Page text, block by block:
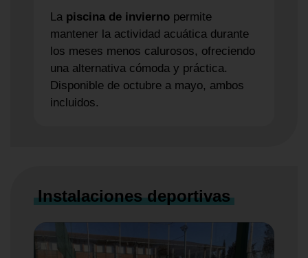
La piscina de invierno permite
mantener la actividad acuática durante
los meses menos calurosos, ofreciendo
una alternativa cómoda y práctica.
Disponible de octubre a mayo, ambos
incluidos.
Instalaciones deportivas